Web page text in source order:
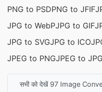
PNG to PSDPNG to JFIF
JPG to WebPJPG to GIF
JPG to SVGJPG to ICO
JPEG to PNGJPEG to JPG
सभी को देखें 97 Image